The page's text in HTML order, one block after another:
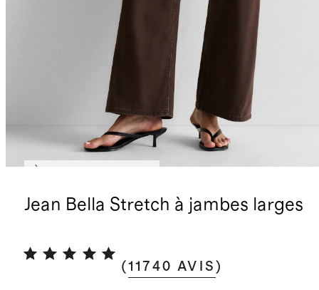
Jean Bella Stretch à jambes larges
(11740 AVIS )